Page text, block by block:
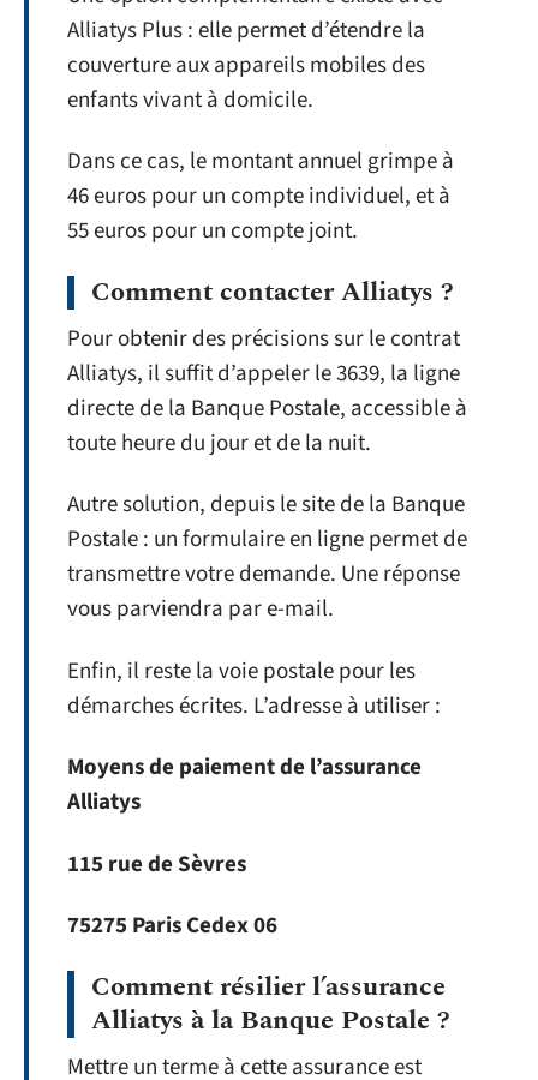
Alliatys Plus : elle permet d’étendre la
couverture aux appareils mobiles des
enfants vivant à domicile.
Dans ce cas, le montant annuel grimpe à
46 euros pour un compte individuel, et à
55 euros pour un compte joint.
Comment contacter Alliatys ?
Pour obtenir des précisions sur le contrat
Alliatys, il suffit d’appeler le 3639, la ligne
directe de la Banque Postale, accessible à
toute heure du jour et de la nuit.
Autre solution, depuis le site de la Banque
Postale : un formulaire en ligne permet de
transmettre votre demande. Une réponse
vous parviendra par e-mail.
Enfin, il reste la voie postale pour les
démarches écrites. L’adresse à utiliser :
Moyens de paiement de l’assurance
Alliatys
115 rue de Sèvres
75275 Paris Cedex 06
Comment résilier l’assurance
Alliatys à la Banque Postale ?
Mettre un terme à cette assurance est